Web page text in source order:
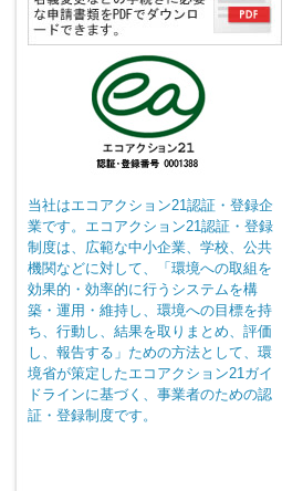
当社はエコアクション21認証・登録企
業です。エコアクション21認証・登録
制度は、広範な中小企業、学校、公共
機関などに対して、「環境への取組を
効果的・効率的に行うシステムを構
築・運用・維持し、環境への目標を持
ち、行動し、結果を取りまとめ、評価
し、報告する」ための方法として、環
境省が策定したエコアクション21ガイ
ドラインに基づく、事業者のための認
証・登録制度です。